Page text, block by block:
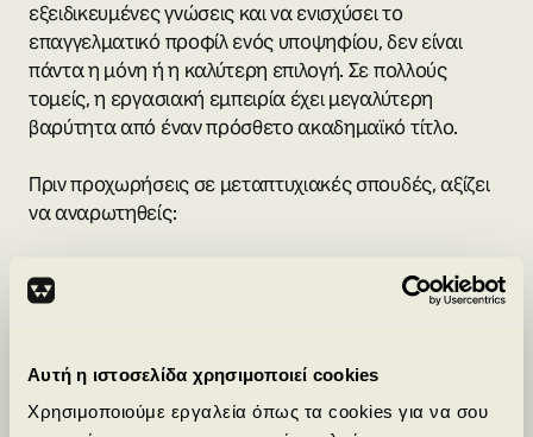
Αυτή η ιστοσελίδα χρησιμοποιεί cookies
Χρησιμοποιούμε εργαλεία όπως τα cookies για να σου
εξειδικευμένες γνώσεις και να ενισχύσει το
επαγγελματικό προφίλ ενός υποψηφίου, δεν είναι
πάντα η μόνη ή η καλύτερη επιλογή. Σε πολλούς
τομείς, η εργασιακή εμπειρία έχει μεγαλύτερη
βαρύτητα από έναν πρόσθετο ακαδημαϊκό τίτλο.
Πριν προχωρήσεις σε μεταπτυχιακές σπουδές, αξίζει
να αναρωτηθείς:
Θα προσφέρει αυτό το πρόγραμμα πραγματικά
δεξιότητες που χρειάζομαι, όπως η πρακτική
εξάσκηση ή η συμμετοχή σε επαγγελματικά
προγράμματα κατάρτισης;